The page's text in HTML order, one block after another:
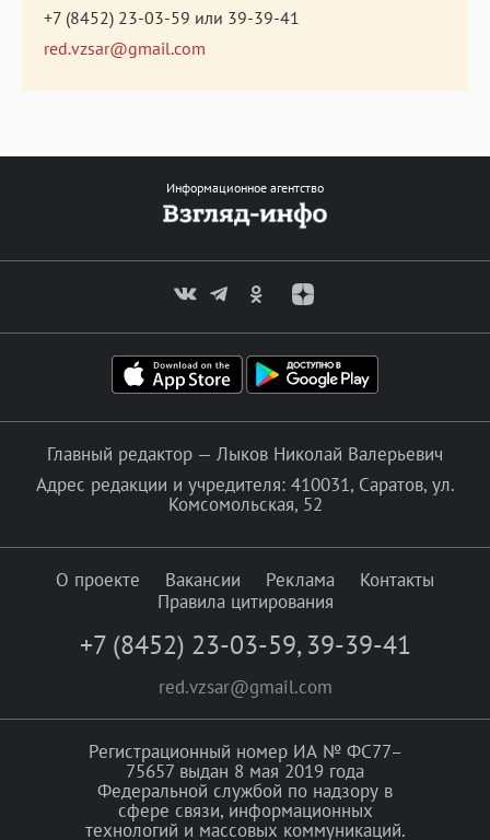
+7 (8452) 23-03-59 или 39-39-41
red.vzsar@gmail.com
Информационное агентство
Главный редактор — Лыков Николай Валерьевич
Адрес редакции и учредителя: 410031, Саратов, ул.
Комсомольская, 52
О проекте Вакансии Реклама
Контакты
Правила цитирования
+7 (8452) 23-03-59, 39-39-41
red.vzsar@gmail.com
Регистрационный номер ИА № ФС77–
75657 выдан 8 мая 2019 года
Федеральной службой по надзору в
сфере связи, информационных
технологий и массовых коммуникаций.